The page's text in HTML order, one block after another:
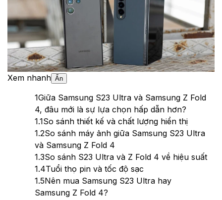
Xem nhanh Ẩn
1Giữa Samsung S23 Ultra và Samsung Z Fold
4, đâu mới là sự lựa chọn hấp dẫn hơn?
1.1So sánh thiết kế và chất lượng hiển thị
1.2So sánh máy ảnh giữa Samsung S23 Ultra
và Samsung Z Fold 4
1.3So sánh S23 Ultra và Z Fold 4 về hiệu suất
1.4Tuổi thọ pin và tốc độ sạc
1.5Nên mua Samsung S23 Ultra hay
Samsung Z Fold 4?